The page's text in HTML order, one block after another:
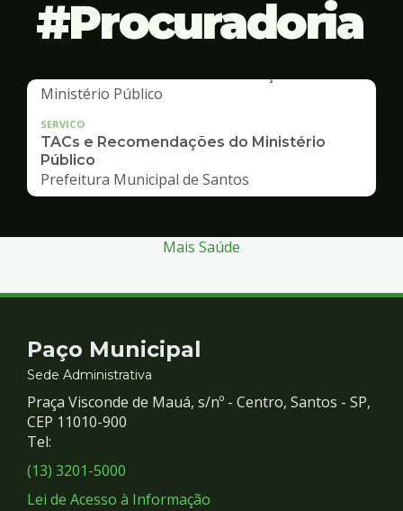
Procuradoria
SERVICO
TACs e Recomendações do Ministério
Público
Prefeitura Municipal de Santos
Mais Saúde
Contato
e
Redes
Sociais
Paço Municipal
Sede Administrativa
Praça Visconde de Mauá, s/nº - Centro, Santos - SP,
CEP 11010-900
Tel:
(13) 3201-5000
Lei de Acesso à Informação